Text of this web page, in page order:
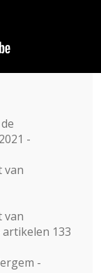
-
van
van
133
-